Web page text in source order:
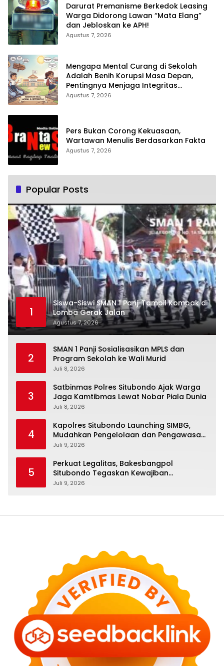
Darurat Premanisme Berkedok Leasing
Warga Didorong Lawan “Mata Elang”
dan Jebloskan ke APH!
Agustus 7, 2026
Mengapa Mental Curang di Sekolah
Adalah Benih Korupsi Masa Depan,
Pentingnya Menjaga Integritas
Pendidikan
Agustus 7, 2026
Pers Bukan Corong Kekuasaan,
Wartawan Menulis Berdasarkan Fakta
Agustus 7, 2026
Popular Posts
1
Siswa-Siswi SMAN 1 Panji Tampil Kompak di
Lomba Gerak Jalan
Agustus 7, 2026
2
SMAN 1 Panji Sosialisasikan MPLS dan
Program Sekolah ke Wali Murid
Juli 8, 2026
3
Satbinmas Polres Situbondo Ajak Warga
Jaga Kamtibmas Lewat Nobar Piala Dunia
Juli 8, 2026
4
Kapolres Situbondo Launching SIMBG,
Mudahkan Pengelolaan dan Pengawasan
Program Makan Bergizi Gratis
Juli 9, 2026
5
Perkuat Legalitas, Bakesbangpol
Situbondo Tegaskan Kewajiban
Pendataan SKP bagi Ormas dan LSM
Juli 9, 2026